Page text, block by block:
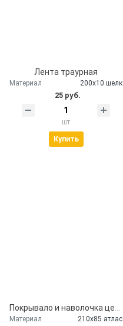
Лента траурная
Материал 200х10 шелк
25 руб.
шт
Купить
Покрывало и наволочка церковное атлас
Материал 210х85 атлас